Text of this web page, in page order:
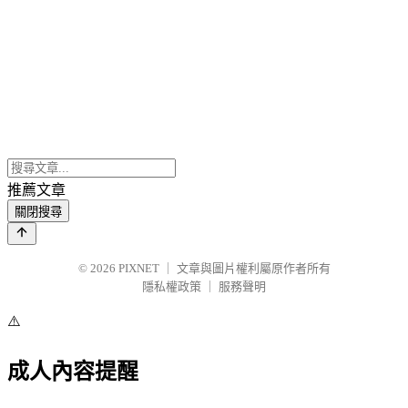
推薦文章
關閉搜尋
© 2026 PIXNET
文章與圖片權利屬原作者所有
隱私權政策
服務聲明
⚠️
成人內容提醒